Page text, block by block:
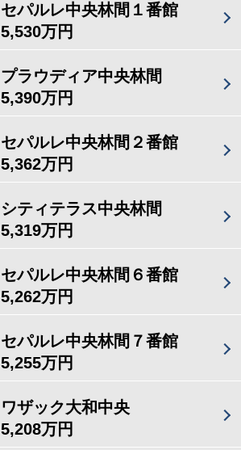
セパルレ中央林間１番館
5,530万円
プラウディア中央林間
5,390万円
セパルレ中央林間２番館
5,362万円
シティテラス中央林間
5,319万円
セパルレ中央林間６番館
5,262万円
セパルレ中央林間７番館
5,255万円
ワザック大和中央
5,208万円